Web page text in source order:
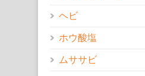
ヘビ
ホウ酸塩
ムササビ